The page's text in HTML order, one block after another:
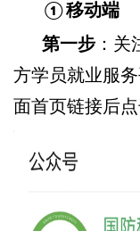
①移动端
第一步 ：
方学员就业服
面首页链接后点